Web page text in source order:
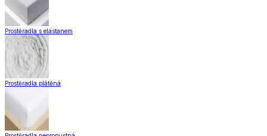
Prostěradla s elastanem
Prostěradla plátěná